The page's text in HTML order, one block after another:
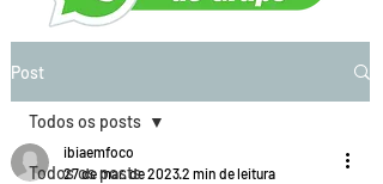
Post
Todos os posts
Todos os posts
ibiaemfoco
27 de mar. de 20232 min de leitura